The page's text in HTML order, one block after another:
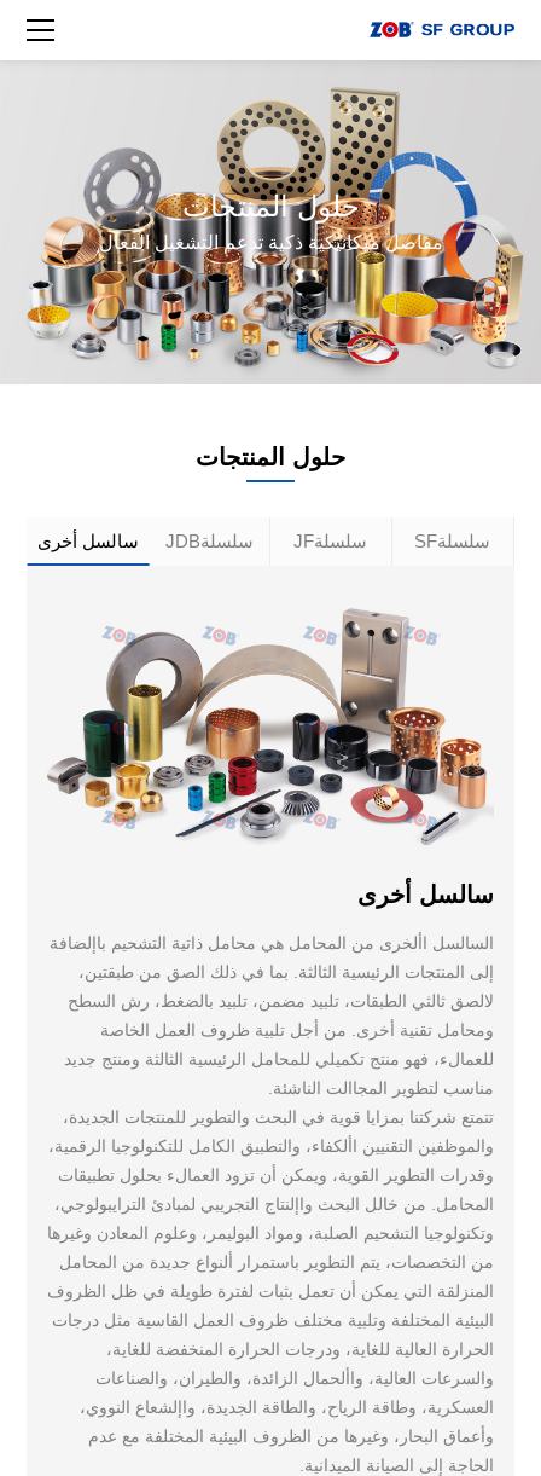
حلول المنتجات
مفاصل ميكانيكية ذكية تدعم التشغيل الفعال
حلول المنتجات
سلسلةSF سلسلةJF سلسلةJDB سالسل أخرى
سالسل أخرى
السالسل األخرى من المحامل هي محامل ذاتية التشحيم باإلضافة
إلى المنتجات الرئيسية الثالثة. بما في ذلك الصق من طبقتين،
لالصق ثالثي الطبقات، تلبيد مضمن، تلبيد بالضغط، رش السطح
ومحامل تقنية أخرى. من أجل تلبية ظروف العمل الخاصة
للعمالء، فهو منتج تكميلي للمحامل الرئيسية الثالثة ومنتج جديد
مناسب لتطوير المجاالت الناشئة.
تتمتع شركتنا بمزايا قوية في البحث والتطوير للمنتجات الجديدة،
والموظفين التقنيين األكفاء، والتطبيق الكامل للتكنولوجيا الرقمية،
وقدرات التطوير القوية، ويمكن أن تزود العمالء بحلول تطبيقات
المحامل. من خالل البحث واإلنتاج التجريبي لمبادئ الترايبولوجي،
وتكنولوجيا التشحيم الصلبة، ومواد البوليمر، وعلوم المعادن وغيرها
من التخصصات، يتم التطوير باستمرار ألنواع جديدة من المحامل
المنزلقة التي يمكن أن تعمل بثبات لفترة طويلة في ظل الظروف
البيئية المختلفة وتلبية مختلف ظروف العمل القاسية مثل درجات
الحرارة العالية للغاية، ودرجات الحرارة المنخفضة للغاية،
والسرعات العالية، واألحمال الزائدة، والطيران، والصناعات
العسكرية، وطاقة الرياح، والطاقة الجديدة، واإلشعاع النووي،
وأعماق البحار، وغيرها من الظروف البيئية المختلفة مع عدم
الحاجة إلى الصيانة الميدانية.